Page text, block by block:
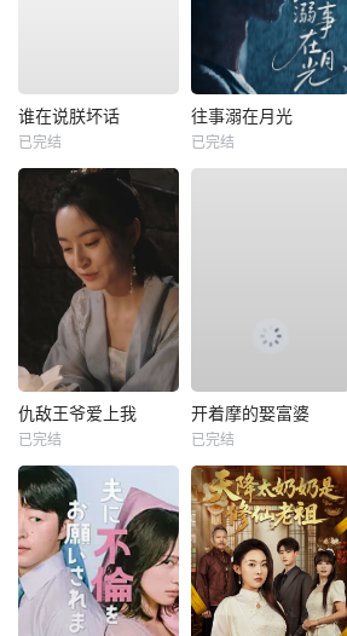
谁在说朕坏话
已完结
往事溺在月光
已完结
仇敌王爷爱上我
已完结
开着摩的娶富婆
已完结